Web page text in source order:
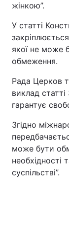
жінкою”.
У статті
якої не може
обмеження.
Рада Церков
виклад статті
гарантує
Згідно
може бути
суспільстві”.